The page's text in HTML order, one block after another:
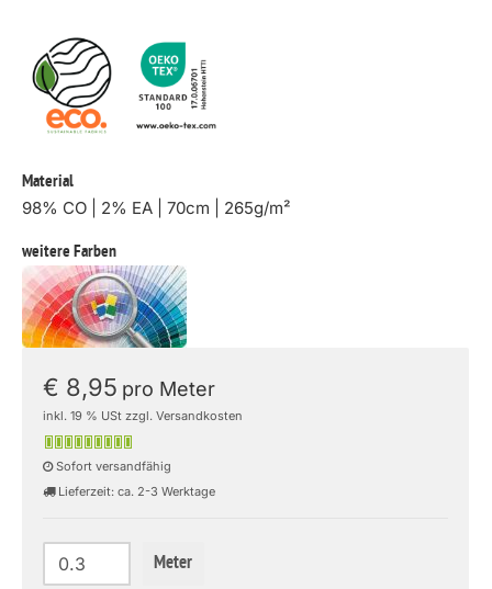
Material
98% CO | 2% EA | 70cm | 265g/m²
weitere Farben
€ 8,95 pro Meter
inkl. 19 % USt zzgl. Versandkosten
Sofort versandfähig
Lieferzeit: ca. 2-3 Werktage
Meter